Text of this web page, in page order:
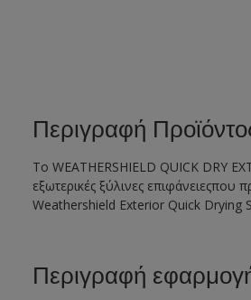
Περιγραφή
Το WEATHERSHIELD QUICK DRY
εξωτερικές ξύλινες
Weathershield Exterior Quick Drying
Περιγραφή